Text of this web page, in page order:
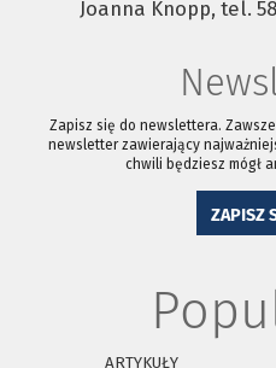
Joanna Knopp, tel.
Zapisz się do newslettera.
newsletter zawierający
chwili będziesz mógł
ZAPISZ
ARTYKUŁY